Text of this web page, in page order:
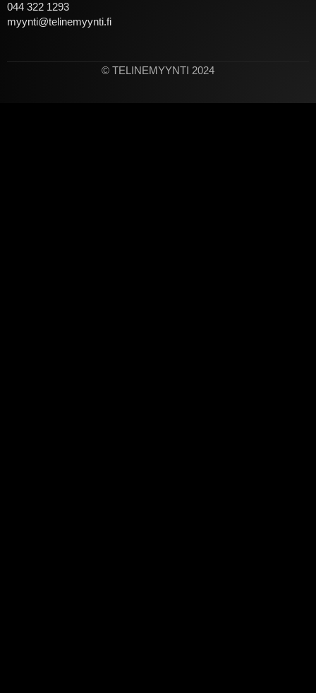
044 322 1293
myynti@telinemyynti.fi
© TELINEMYYNTI 2024